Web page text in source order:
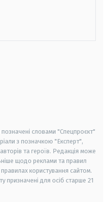
позначені словами "Спецпроєкт"
з позначкою "Експерт",
та героїв. Редакція може
щодо реклами та правил
користування сайтом.
призначені для осіб старше 21